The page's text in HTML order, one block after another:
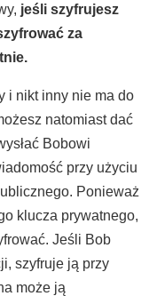
jeśli szyfrujesz
za
i nikt inny nie ma do
natomiast dać
Bobowi
przy użyciu
Ponieważ
klucza prywatnego,
Jeśli Bob
szyfruje ją przy
może ją